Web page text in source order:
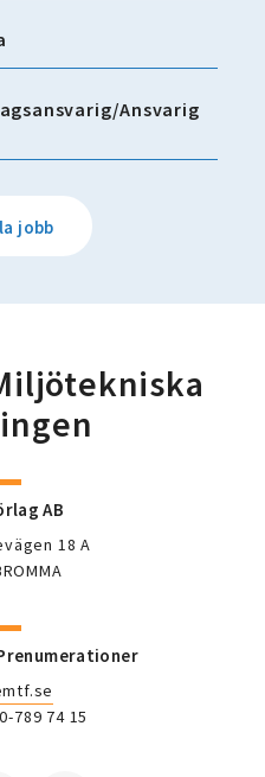
Ansvarig
jobb
AB
18 A
789 74 15